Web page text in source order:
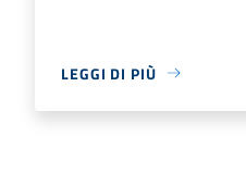
LEGGI DI PIÙ